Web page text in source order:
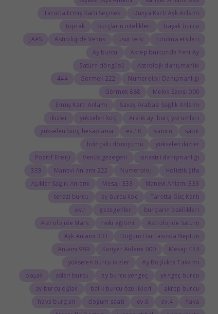
Dünya Kartı Aşk Anlamı
Tarotta Ermiş Kartı Seçmek
başak burcu
burçların nitelikleri
toprak
tutulma etkileri
usui reiki
Astrolojide Venüs
JAAS
Akrep burcunda Yeni Ay
Ay burcu
Astrolojk danışmanlık
Satürn döngüsü
Numeroloji Danışmanlığı
222 Görmek
444
000 Melek Sayısı
888 Görmek
Savaş Arabası Sağlık Anlamı
Ermiş Kartı Anlamı
Aralık ayı burç yorumları
yükselen koç
ikizler
sabit
satürn
10.ev
yükselen burç hesaplama
yükselen ikizler
bilinçaltı dönüşümü
sinastri danışmanlığı
Venüs gezegeni
Pozitif Enerji
Holistik Şifa
Numeroloji
222 Manevi Anlamı
333
333 Manevi Anlamı
333 Mesajı
Aşıklar Sağlık Anlamı
Tarotta Güç Kartı
ay burcu koç
terazi burcu
burçların özellikleri
gezegenler
1.ev
Astrolojide Satürn
reiki eğitimi
Astrolojide Mars
Doğum Haritasında Neptün
333 Aşk Anlamı
444 Mesajı
000 Kariyer Anlamı
999 Anlamı
Ay Boşlukta Takvimi
yükselen burcu ikizler
yengeç burcu
ay burcu yengeç
aslan burcu
başak
akrep burcu
balık burcu özellikleri
ay burcu oğlak
hava
4.ev
6.ev
doğum saati
hava burçları